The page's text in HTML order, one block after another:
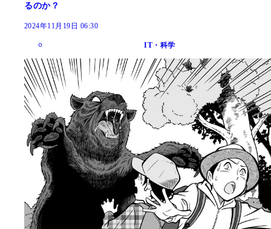
るのか？
2024年11月19日 06:30
IT・科学